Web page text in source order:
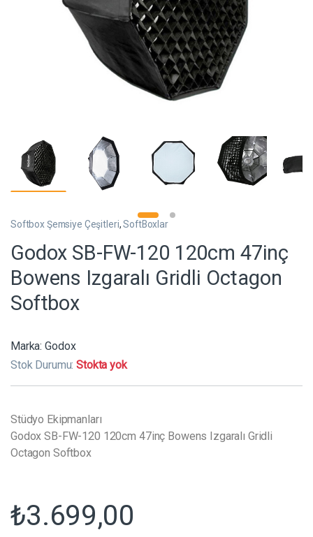
Softbox Şemsiye Çeşitleri,SoftBoxlar
Godox SB-FW-120 120cm 47inç
Bowens Izgaralı Gridli Octagon
Softbox
Marka: Godox
Stok Durumu:Stokta yok
Stüdyo Ekipmanları
Godox SB-FW-120 120cm 47inç Bowens Izgaralı Gridli
Octagon Softbox
₺3.699,00